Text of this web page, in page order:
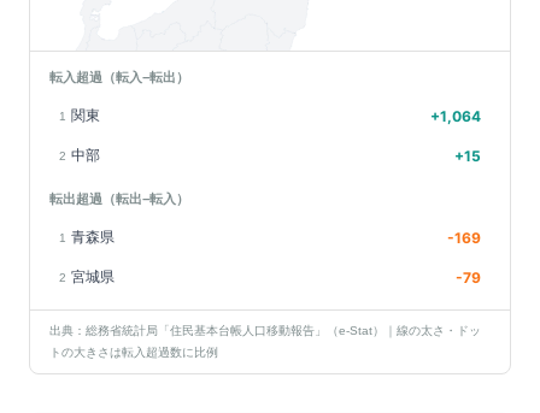
転入超過（転入−転出）
1 関東 +1,064
2 中部 +15
転出超過（転出−転入）
1 青森県 -169
2 宮城県 -79
出典：総務省統計局「住民基本台帳人口移動報告」（e-Stat）｜線の太さ・ドッ
トの大きさは転入超過数に比例